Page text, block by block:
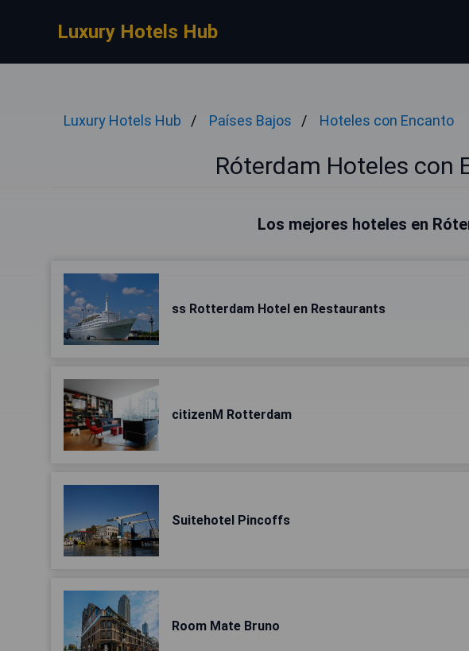
Luxury Hotels Hub
Luxury Hotels Hub Países Bajos Hoteles con Encanto
Róterdam Hoteles con
Los mejores hoteles en
ss Rotterdam Hotel en Restaurants
citizenM Rotterdam
Suitehotel Pincoffs
Room Mate Bruno